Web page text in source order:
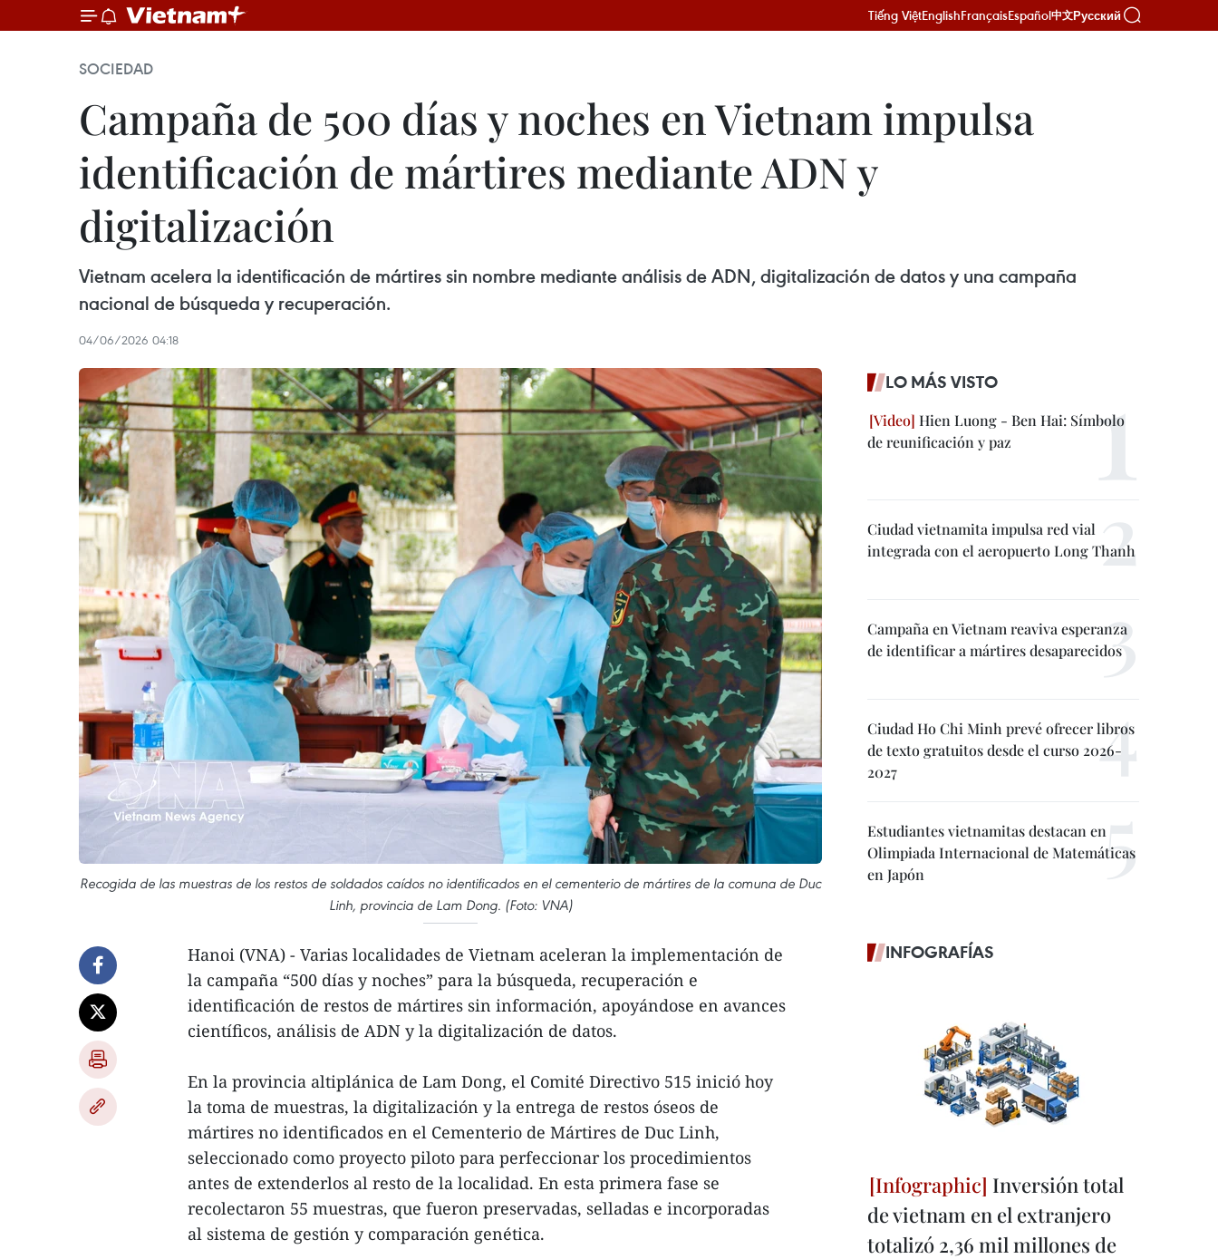
Tiếng ViệtEnglishFrançaisEspañol中文Русский
SOCIEDAD
Campaña de 500 días y noches en Vietnam impulsa
identificación de mártires mediante ADN y
digitalización
Vietnam acelera la identificación de mártires sin nombre mediante análisis de ADN, digitalización de datos y una campaña
nacional de búsqueda y recuperación.
04/06/2026 04:18
Recogida de las muestras de los restos de soldados caídos no identificados en el cementerio de mártires de la comuna de Duc
Linh, provincia de Lam Dong. (Foto: VNA)
Hanoi (VNA) - Varias localidades de Vietnam aceleran la implementación de
la campaña “500 días y noches” para la búsqueda, recuperación e
identificación de restos de mártires sin información, apoyándose en avances
científicos, análisis de ADN y la digitalización de datos.
En la provincia altiplánica de Lam Dong, el Comité Directivo 515 inició hoy
la toma de muestras, la digitalización y la entrega de restos óseos de
mártires no identificados en el Cementerio de Mártires de Duc Linh,
seleccionado como proyecto piloto para perfeccionar los procedimientos
antes de extenderlos al resto de la localidad. En esta primera fase se
recolectaron 55 muestras, que fueron preservadas, selladas e incorporadas
al sistema de gestión y comparación genética.
LO MÁS VISTO
Hien Luong - Ben Hai: Símbolo
de reunificación y paz
Ciudad vietnamita impulsa red vial
integrada con el aeropuerto Long Thanh
Campaña en Vietnam reaviva esperanza
de identificar a mártires desaparecidos
Ciudad Ho Chi Minh prevé ofrecer libros
de texto gratuitos desde el curso 2026-
2027
Estudiantes vietnamitas destacan en
Olimpiada Internacional de Matemáticas
en Japón
INFOGRAFÍAS
Inversión total
de vietnam en el extranjero
totalizó 2,36 mil millones de